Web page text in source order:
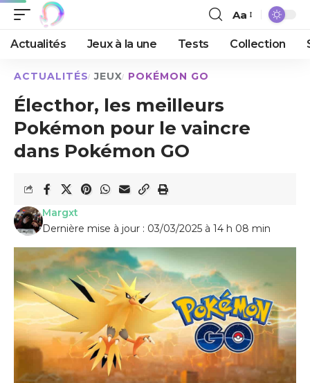
Aa
Actualités Jeux à la une Tests Collection
ACTUALITÉS JEUX POKÉMON GO
Électhor, les meilleurs
Pokémon pour le vaincre
dans Pokémon GO
Dernière mise à jour : 03/03/2025 à 14 h 08 min
Margxt